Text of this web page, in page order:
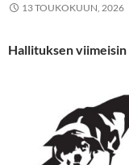
13 TOUKOKUUN, 2026
Hallituksen viimeisin